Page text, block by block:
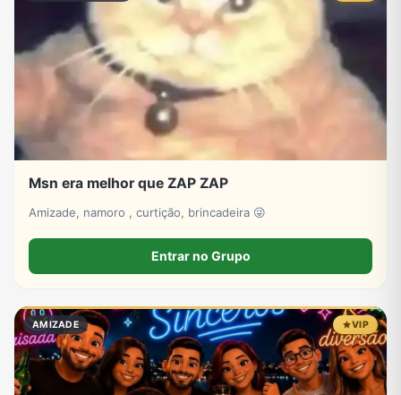
Msn era melhor que ZAP ZAP
Amizade, namoro , curtição, brincadeira 😜
Entrar no Grupo
AMIZADE VIP